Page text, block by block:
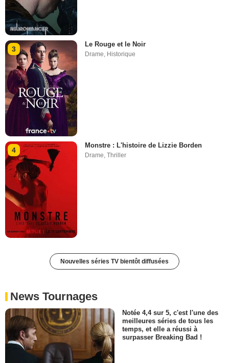
3
Le Rouge et le Noir
Drame, Historique
4
Monstre : L'histoire de Lizzie Borden
Drame,Thriller
Nouvelles séries TV bientôt diffusées
News Tournages
Notée 4,4 sur 5, c'est l'une des
meilleures séries de tous les
temps, et elle a réussi à
surpasser Breaking Bad !